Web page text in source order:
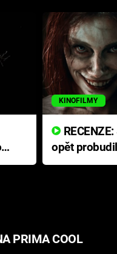
KINOFILMY
opět
přichází s
PRIMA COOL